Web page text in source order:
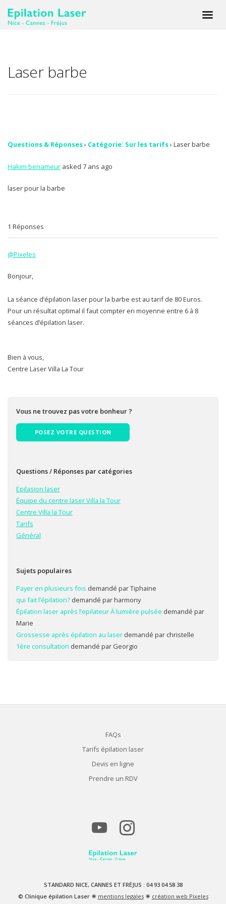
Laser barbe
Questions & Réponses› Catégorie: Sur les tarifs› Laser barbe
Hakim benameur asked 7 ans ago
laser pour la barbe
1 Réponses
@Pixeles
Bonjour,
La séance d’épilation laser pour la barbe est au tarif de 80 Euros.
Pour un résultat optimal il faut compter en moyenne entre 6 à 8
séances d’épilation laser.
Bien à vous,
Centre Laser Villa La Tour
Vous ne trouvez pas votre bonheur ?
POSEZ VOTRE QUESTION
Questions / Réponses par catégories
Epilasion laser
Équipe du centre laser Villa la Tour
Centre Villa la Tour
Tarifs
Général
Sujets populaires
Payer en plusieurs fois demandé par Tiphaine
qui fait l’épilation?demandé par harmony
Épilation laser après l’epilateur À lumière pulsée demandé par
Marie
Grossesse après épilation au laserdemandé par christelle
1ère consultation demandé par Georgio
FAQs
Tarifs épilation laser
Devis en ligne
Prendre un RDV
STANDARD NICE, CANNES ET FRÉJUS : 04 93 04 58 38
© Clinique épilation Laser ☀ mentions legales☀ création web Pixeles